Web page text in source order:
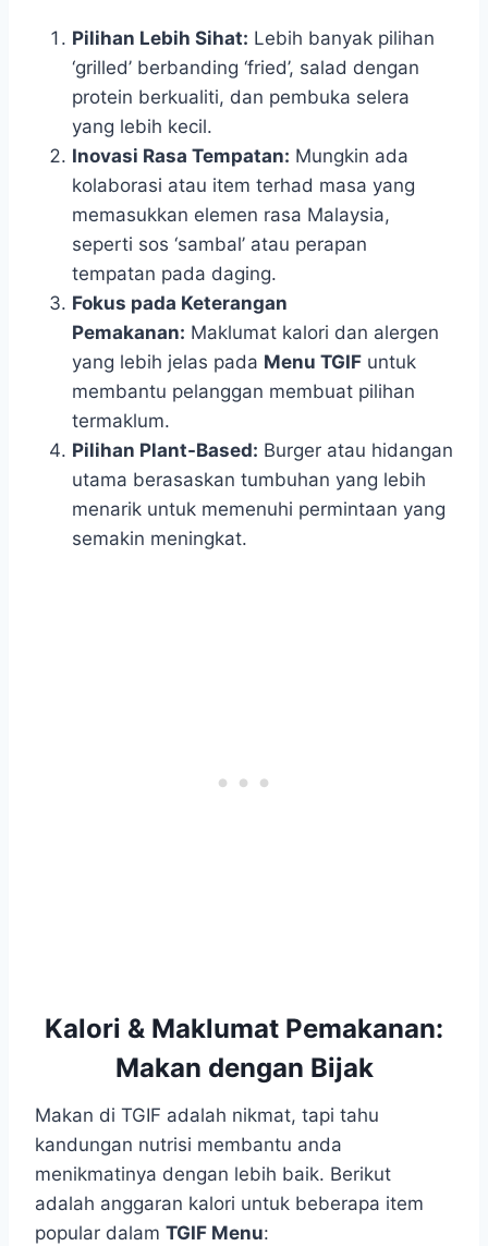
Pilihan Lebih Sihat: Lebih banyak pilihan
‘grilled’ berbanding ‘fried’, salad dengan
protein berkualiti, dan pembuka selera
yang lebih kecil.
Inovasi Rasa Tempatan: Mungkin ada
kolaborasi atau item terhad masa yang
memasukkan elemen rasa Malaysia,
seperti sos ‘sambal’ atau perapan
tempatan pada daging.
Fokus pada Keterangan
Pemakanan: Maklumat kalori dan alergen
yang lebih jelas pada Menu TGIF untuk
membantu pelanggan membuat pilihan
termaklum.
Pilihan Plant-Based: Burger atau hidangan
utama berasaskan tumbuhan yang lebih
menarik untuk memenuhi permintaan yang
semakin meningkat.
Kalori & Maklumat Pemakanan:
Makan dengan Bijak
Makan di TGIF adalah nikmat, tapi tahu
kandungan nutrisi membantu anda
menikmatinya dengan lebih baik. Berikut
adalah anggaran kalori untuk beberapa item
popular dalam TGIF Menu: